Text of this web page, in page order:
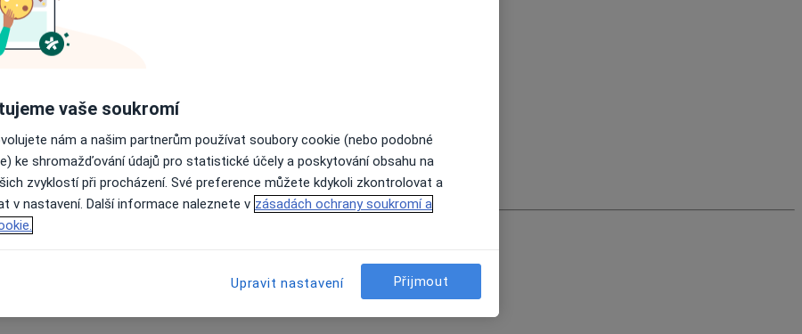
vaše soukromí
nám a našim partnerům používat soubory cookie (nebo podobné
ke shromažďování údajů pro statistické účely a poskytování obsahu na
zvyklostí při procházení. Své preference můžete kdykoli zkontrolovat a
v nastavení. Další informace naleznete v zásadách ochrany soukromí a
Upravit nastavení Přijmout